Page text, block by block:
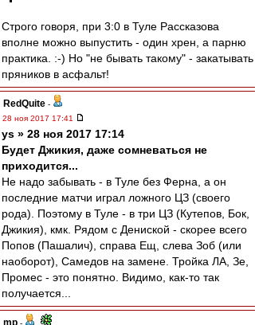
Строго говоря, при 3:0 в Туле Рассказова
вполне можно выпустить - один хрен, а парню
практика. :-) Но "не бывать такому" - закатывать
пряников в асфальт!
RedQuite -
28 ноя 2017 17:41
ys » 28 ноя 2017 17:14
Будет Джикия, даже сомневаться не
приходится...
Не надо забывать - в Туле без Ферна, а он
последние матчи играл ложного ЦЗ (своего
рода). Поэтому в Туле - в три ЦЗ (Кутепов, Бок,
Джикия), кмк. Рядом с Дениской - скорее всего
Попов (Пашалич), справа Ещ, слева Зоб (или
наоборот), Самедов на замене. Тройка ЛА, Зе,
Промес - это понятно. Видимо, как-то так
получается...
mp -